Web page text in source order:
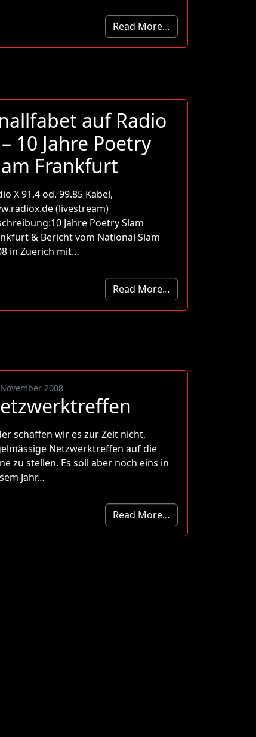
Read More…
auf Radio
10 Jahre Poetry
Frankfurt
X 91.4 od. 99.85 Kabel,
(livestream)
Jahre Poetry Slam
& Bericht vom National Slam
in Zuerich mit…
Read More…
2008
schaffen wir es zur Zeit nicht,
Netzwerktreffen auf die
zu stellen. Es soll aber noch eins in
Jahr…
Read More…